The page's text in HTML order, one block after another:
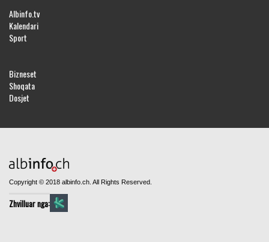
Albinfo.tv
Kalendari
Sport
Bizneset
Shoqata
Dosjet
Copyright © 2018 albinfo.ch. All Rights Reserved.
Zhvilluar nga: